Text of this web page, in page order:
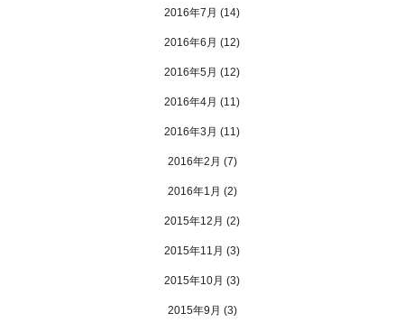
2016年7月 (14)
2016年6月 (12)
2016年5月 (12)
2016年4月 (11)
2016年3月 (11)
2016年2月 (7)
2016年1月 (2)
2015年12月 (2)
2015年11月 (3)
2015年10月 (3)
2015年9月 (3)